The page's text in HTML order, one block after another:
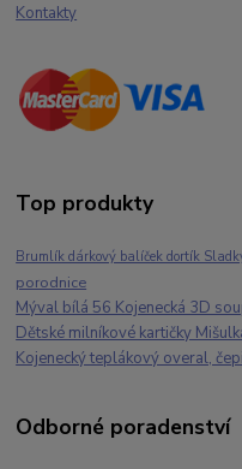
Kontakty
Top produkty
Brumlík dárkový balíček dortík
porodnice
Mýval bílá 56 Kojenecká 3D
Dětské milníkové kartičky
Kojenecký teplákový overal,
Odborné poradenství